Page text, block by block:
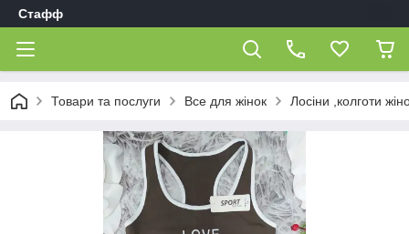
Стафф
Товари та послуги Все для жінок Лосіни ,колготи